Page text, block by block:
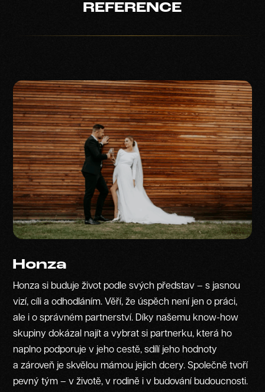
REFERENCE
Honza
Honza si buduje život podle svých představ – s jasnou
vizí, cíli a odhodláním. Věří, že úspěch není jen o práci,
ale i o správném partnerství. Díky našemu know-how
skupiny dokázal najít a vybrat si partnerku, která ho
naplno podporuje v jeho cestě, sdílí jeho hodnoty
a zároveň je skvělou mámou jejich dcery. Společně tvoří
pevný tým – v životě, v rodině i v budování budoucnosti.